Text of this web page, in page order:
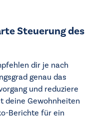
Steuerung des
dir je nach
genau das
und reduziere
deine Gewohnheiten
Berichte für ein